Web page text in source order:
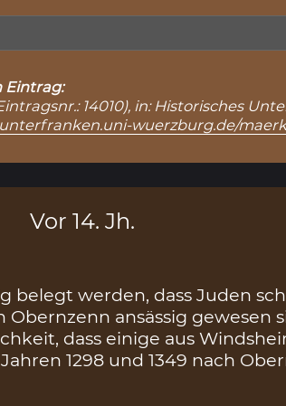
Eintrag:
14010), in: Historisches
wuerzburg.de/
Vor 14. Jh.
belegt werden, dass Juden
ansässig gewesen
dass einige aus
1298 und 1349 nach